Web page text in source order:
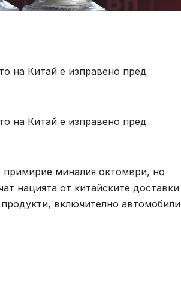
на Китай е изправено пред
на Китай е изправено пред
примирие миналия октомври, но
нацията от китайските доставки
включително автомобили